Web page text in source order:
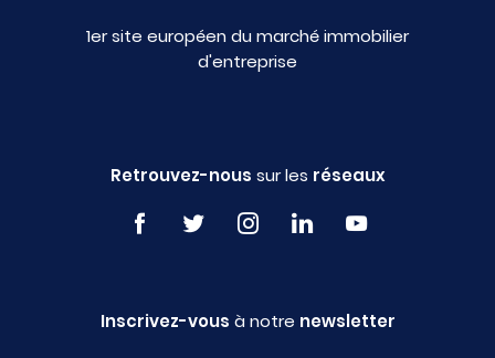
1er site européen du marché immobilier
d'entreprise
Retrouvez-nous sur les réseaux
Inscrivez-vous à notre newsletter